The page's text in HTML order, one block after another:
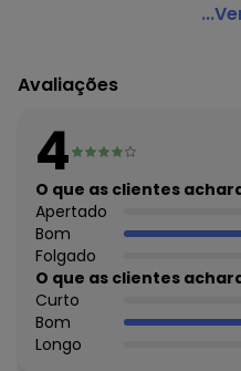
Quimby - Conjunto com
Modelagem: Ampla
Comprimento da Manga:
Forro: Não
Cintura: Média
Decote Frente : Redondo
Decote Costas: Redondo
Fornecedor: MALHARIA
82.663.337/0001-43
Feito: no Brasil
Cuidados para conservação
*TEMPERATURA MAX DE
SEMELHANTES *NÃO
Avaliações
4
O que as clientes
Apertado
Bom
Folgado
O que as clientes
Curto
Bom
Longo